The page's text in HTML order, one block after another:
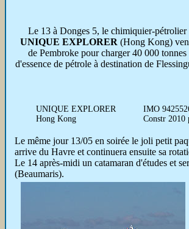
Le 13 à Donges 5, le chimiquier-pétrolier
UNIQUE EXPLORER (Hong Kong)
de Pembroke pour charger 40 000 tonnes
d'essence de pétrole à destination de
UNIQUE EXPLORER
Hong Kong
IMO
Constr 2010
Le même jour 13/05 en soirée le joli petit
arrive du Havre et continuera ensuite sa
Le 14 après-midi un catamaran d'études et
(Beaumaris).